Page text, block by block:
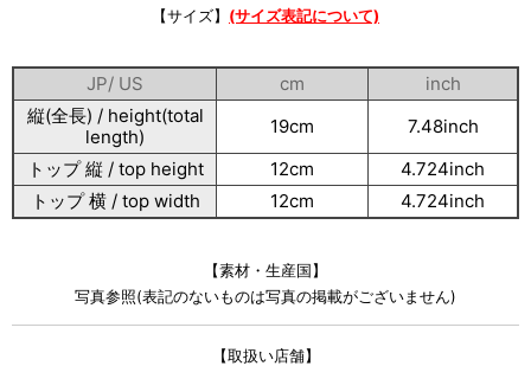
【サイズ】 (サイズ表記について)
JP/ US cm
inch
縦(全長) / height(total
length)
19cm
7.48inch
トップ 縦 / top height
12cm
4.724inch
トップ 横 / top width
12cm 4.724inch
【素材・生産国】
写真参照(表記のないものは写真の掲載がございません)
【取扱い店舗】